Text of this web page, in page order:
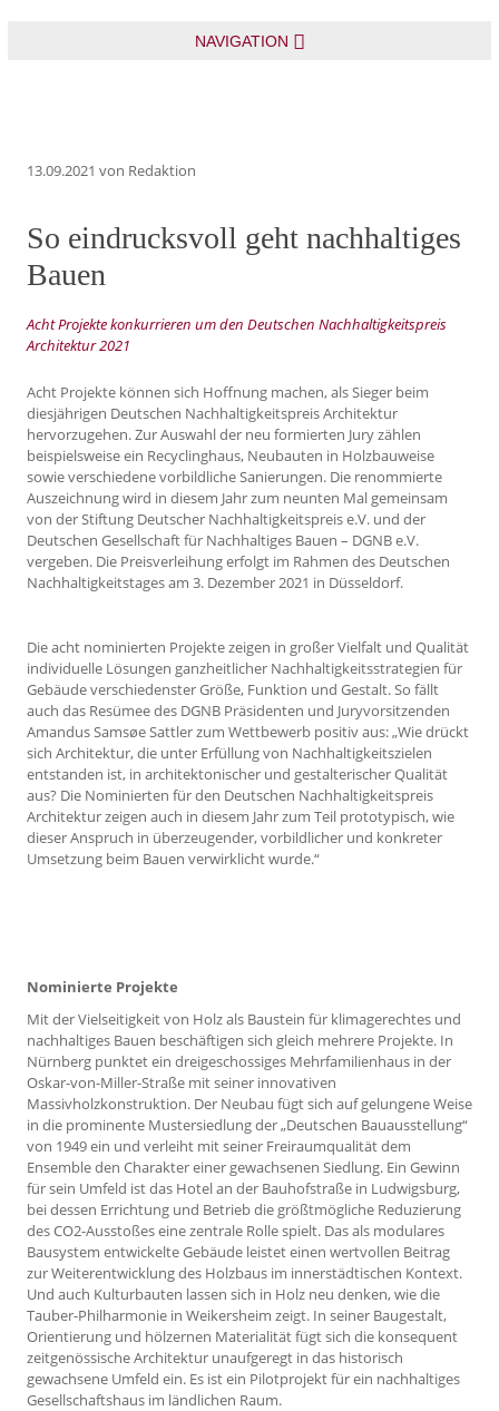
NAVIGATION
13.09.2021 von Redaktion
So eindrucksvoll geht nachhaltiges
Bauen
Acht Projekte konkurrieren um den Deutschen Nachhaltigkeitspreis
Architektur 2021
Acht Projekte können sich Hoffnung machen, als Sieger beim
diesjährigen Deutschen Nachhaltigkeitspreis Architektur
hervorzugehen. Zur Auswahl der neu formierten Jury zählen
beispielsweise ein Recyclinghaus, Neubauten in Holzbauweise
sowie verschiedene vorbildliche Sanierungen. Die renommierte
Auszeichnung wird in diesem Jahr zum neunten Mal gemeinsam
von der Stiftung Deutscher Nachhaltigkeitspreis e.V. und der
Deutschen Gesellschaft für Nachhaltiges Bauen – DGNB e.V.
vergeben. Die Preisverleihung erfolgt im Rahmen des Deutschen
Nachhaltigkeitstages am 3. Dezember 2021 in Düsseldorf.
Die acht nominierten Projekte zeigen in großer Vielfalt und Qualität
individuelle Lösungen ganzheitlicher Nachhaltigkeitsstrategien für
Gebäude verschiedenster Größe, Funktion und Gestalt. So fällt
auch das Resümee des DGNB Präsidenten und Juryvorsitzenden
Amandus Samsøe Sattler zum Wettbewerb positiv aus: „Wie drückt
sich Architektur, die unter Erfüllung von Nachhaltigkeitszielen
entstanden ist, in architektonischer und gestalterischer Qualität
aus? Die Nominierten für den Deutschen Nachhaltigkeitspreis
Architektur zeigen auch in diesem Jahr zum Teil prototypisch, wie
dieser Anspruch in überzeugender, vorbildlicher und konkreter
Umsetzung beim Bauen verwirklicht wurde.“
Nominierte Projekte
Mit der Vielseitigkeit von Holz als Baustein für klimagerechtes und
nachhaltiges Bauen beschäftigen sich gleich mehrere Projekte. In
Nürnberg punktet ein dreigeschossiges Mehrfamilienhaus in der
Oskar-von-Miller-Straße mit seiner innovativen
Massivholzkonstruktion. Der Neubau fügt sich auf gelungene Weise
in die prominente Mustersiedlung der „Deutschen Bauausstellung“
von 1949 ein und verleiht mit seiner Freiraumqualität dem
Ensemble den Charakter einer gewachsenen Siedlung. Ein Gewinn
für sein Umfeld ist das Hotel an der Bauhofstraße in Ludwigsburg,
bei dessen Errichtung und Betrieb die größtmögliche Reduzierung
des CO2-Ausstoßes eine zentrale Rolle spielt. Das als modulares
Bausystem entwickelte Gebäude leistet einen wertvollen Beitrag
zur Weiterentwicklung des Holzbaus im innerstädtischen Kontext.
Und auch Kulturbauten lassen sich in Holz neu denken, wie die
Tauber-Philharmonie in Weikersheim zeigt. In seiner Baugestalt,
Orientierung und hölzernen Materialität fügt sich die konsequent
zeitgenössische Architektur unaufgeregt in das historisch
gewachsene Umfeld ein. Es ist ein Pilotprojekt für ein nachhaltiges
Gesellschaftshaus im ländlichen Raum.